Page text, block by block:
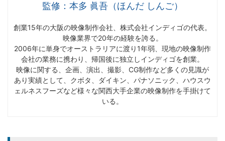
監修：本多 眞吾（ほんだ しんご）
創業15年の大阪の映像制作会社、株式会社インディゴの代表。
映像業界で20年の経験を誇る。
2006年に単身でオーストラリアに渡り1年弱、現地の映像制作
会社の業務に携わり、帰国後に独立しインディゴを創業。
映像に関する、企画、演出、撮影、CG制作など多くの見識が
あり実績として、クボタ、ダイキン、パナソニック、ハウスウ
ェルネスフーズなど様々な関西大手企業の映像制作を手掛けて
いる。